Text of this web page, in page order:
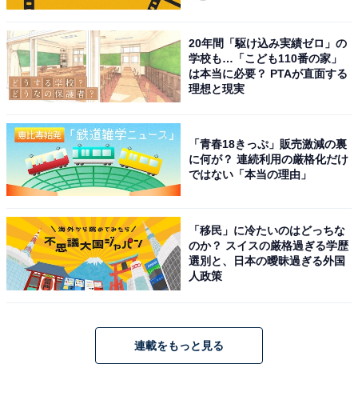
Amazonで見る
20年間「駆け込み実績ゼロ」の
学校も…「こども110番の家」
は本当に必要？ PTAが直面する
理想と現実
「青春18きっぷ」販売激減の裏
に何が？ 連続利用の厳格化だけ
ではない「本当の理由」
「移民」に冷たいのはどっちな
のか？ スイスの厳格過ぎる学歴
選別と、日本の曖昧過ぎる外国
人政策
連載をもっと見る